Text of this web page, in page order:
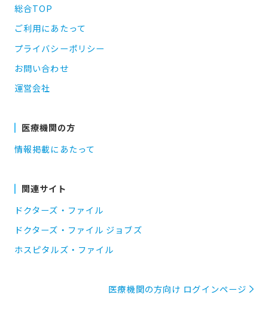
総合TOP
ご利用にあたって
プライバシーポリシー
お問い合わせ
運営会社
医療機関の方
情報掲載にあたって
関連サイト
ドクターズ・ファイル
ドクターズ・ファイル ジョブズ
ホスピタルズ・ファイル
医療機関の方向け ログインページ